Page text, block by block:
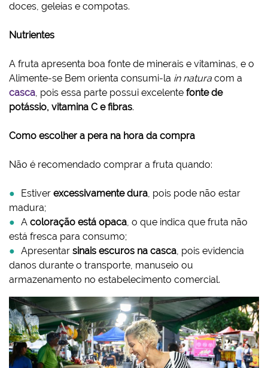
doces, geleias e compotas.
Nutrientes
A fruta apresenta boa fonte de minerais e vitaminas, e o
Alimente-se Bem orienta consumi-la in natura com a
casca, pois essa parte possui excelente fonte de
potássio, vitamina C e fibras.
Como escolher a pera na hora da compra
Não é recomendado comprar a fruta quando:
Estiver excessivamente dura, pois pode não estar
madura;
A coloração está opaca, o que indica que fruta não
está fresca para consumo;
Apresentar sinais escuros na casca, pois evidencia
danos durante o transporte, manuseio ou
armazenamento no estabelecimento comercial.